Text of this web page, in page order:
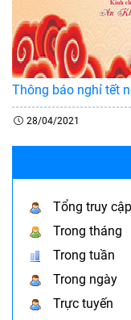
Thông báo nghỉ tết
28/04/2021
Tổng truy cập
Trong tháng
Trong tuần
Trong ngày
Trực tuyến